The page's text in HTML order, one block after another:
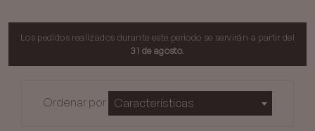
Los pedidos realizados durante este periodo se servirán a partir del
31 de agosto
Ordenar por Características